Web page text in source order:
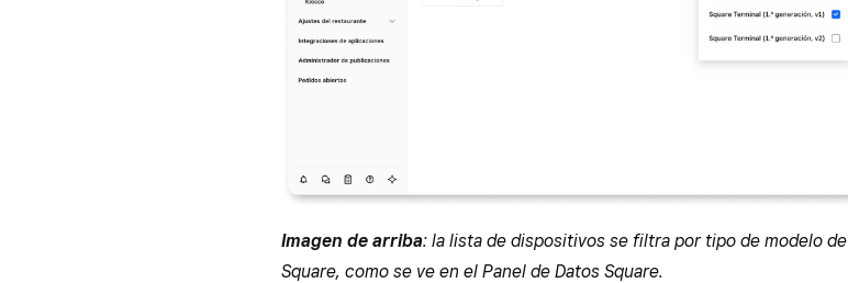
Imagen de arriba: la lista de dispositivos se filtra por tipo de modelo de
Square, como se ve en el Panel de Datos Square.